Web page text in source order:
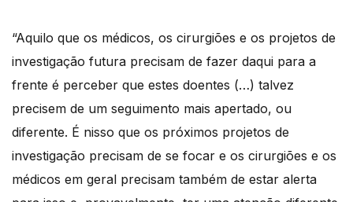
“Aquilo que os médicos, os cirurgiões e os projetos de
investigação futura precisam de fazer daqui para a
frente é perceber que estes doentes (…) talvez
precisem de um seguimento mais apertado, ou
diferente. É nisso que os próximos projetos de
investigação precisam de se focar e os cirurgiões e os
médicos em geral precisam também de estar alerta